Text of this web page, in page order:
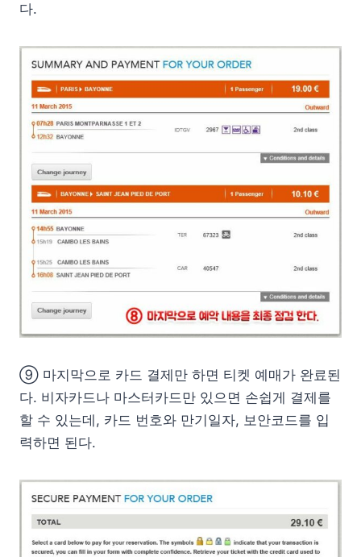
다.
⑨ 마지막으로 카드 결제만 하면 티켓 예매가 완료된
다. 비자카드나 마스터카드만 있으면 손쉽게 결제를
할 수 있는데, 카드 번호와 만기일자, 보안코드를 입
력하면 된다.